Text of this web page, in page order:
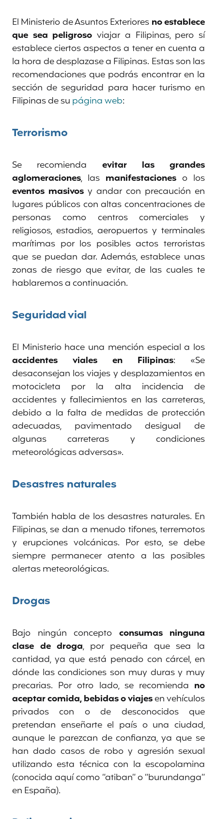
El Ministerio de Asuntos Exteriores no establece
que sea peligrosoviajar a Filipinas, pero sí
establece ciertos aspectos a tener en cuenta a
la hora de desplazase a Filipinas. Estas son las
recomendaciones que podrás encontrar en la
sección de seguridad para hacer turismo en
Filipinas de su página web:
Terrorismo
Se recomienda evitar las grandes
aglomeraciones, las manifestaciones o los
eventos masivos y andar con precaución en
lugares públicos con altas concentraciones de
personas como centros comerciales y
religiosos, estadios, aeropuertos y terminales
marítimas por los posibles actos terroristas
que se puedan dar. Además, establece unas
zonas de riesgo que evitar, de las cuales te
hablaremos a continuación.
Seguridad vial
El Ministerio hace una mención especial a los
accidentes viales en Filipinas: «Se
desaconsejan los viajes y desplazamientos en
motocicleta por la alta incidencia de
accidentes y fallecimientos en las carreteras,
debido a la falta de medidas de protección
adecuadas, pavimentado desigual de
algunas carreteras y condiciones
meteorológicas adversas».
Desastres naturales
También habla de los desastres naturales. En
Filipinas, se dan a menudo tifones, terremotos
y erupciones volcánicas. Por esto, se debe
siempre permanecer atento a las posibles
alertas meteorológicas.
Drogas
Bajo ningún concepto consumas ninguna
clase de droga, por pequeña que sea la
cantidad, ya que está penado con cárcel, en
dónde las condiciones son muy duras y muy
precarias. Por otro lado, se recomienda no
aceptar comida, bebidas o viajesen vehículos
privados con o de desconocidos que
pretendan enseñarte el país o una ciudad,
aunque le parezcan de confianza, ya que se
han dado casos de robo y agresión sexual
utilizando esta técnica con la escopolamina
(conocida aquí como “atiban” o “burundanga”
en España).